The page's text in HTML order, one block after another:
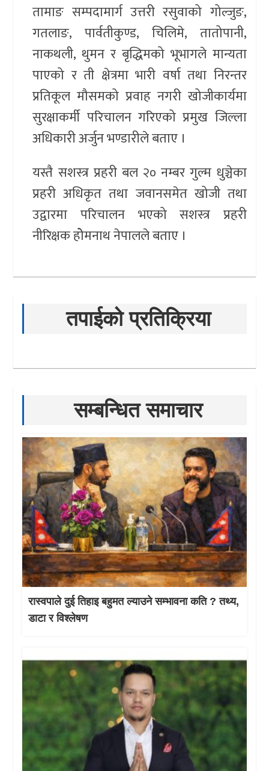
तामाङ सम्पदामार्ग उत्तरी रसुवाको गोल्जुङ,
गतलाङ, पार्वतीकुण्ड, चिलिमे, तातोपानी,
नाकथली, थुमन र बृद्धिमको भूभागले मान्यता
पाएको र ती क्षेत्रमा भारी वर्षा तथा निरन्तर
प्रतिकूल मौसमको प्रवाह नगरी खोजीकार्यमा
सुरक्षाकर्मी परिचालन गरिएको प्रमुख जिल्ला
अधिकारी अर्जुन भण्डारीले बताए ।
यस्तै सशस्त्र प्रहरी बल २० नम्बर गुल्म धुञ्चेका
प्रहरी अधिकृत तथा जवानसमेत खोजी तथा
उद्वारमा परिचालन भएको सशस्त्र प्रहरी
नीरिक्षक होेमनाथ नेपालले बताए ।
तपाईको प्रतिक्रिया
सम्बन्धित समाचार
रास्वपाले दुई तिहाइ बहुमत ल्याउने सम्भावना कति ? तथ्य,
डाटा र विश्लेषण